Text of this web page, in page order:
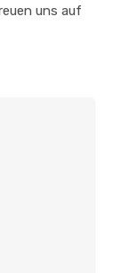
uns auf